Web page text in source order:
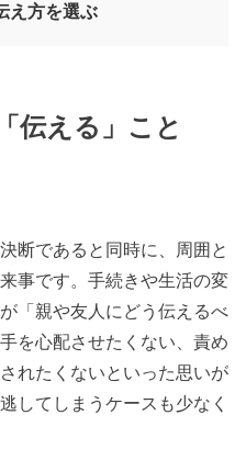
え方を選ぶ
伝える」こと
断であると同時に、周囲と
事です。手続きや生活の変
「親や友人にどう伝えるべ
を心配させたくない、責め
れたくないといった思いが
してしまうケースも少なく